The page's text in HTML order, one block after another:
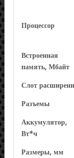
Процессор
Встроенная
память, Мбайт
Слот
Разъемы
Аккумулятор,
Вт*ч
Размеры, мм